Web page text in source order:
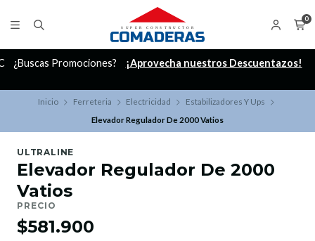
0
¿Buscas Promociones? ¡Aprovecha nuestros Descuentazos!
Inicio Ferreteria Electricidad
Estabilizadores Y Ups
Elevador Regulador De 2000 Vatios
ULTRALINE
Elevador Regulador De 2000
Vatios
PRECIO
$581.900